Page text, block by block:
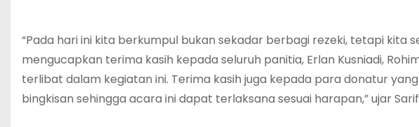
“Pada hari ini kita berkumpul bukan sekadar berbagi rezeki, tetapi kita
mengucapkan terima kasih kepada seluruh panitia, Erlan Kusniadi,
terlibat dalam kegiatan ini. Terima kasih juga kepada para donatur
bingkisan sehingga acara ini dapat terlaksana sesuai harapan,” ujar